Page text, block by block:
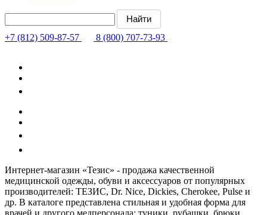
+7 (812) 509-87-57 8 (800) 707-73-93
Интернет-магазин «Тезис» - продажа качественной
медицинской одежды, обуви и аксессуаров от популярных
производителей: ТЕЗИС, Dr. Nice, Dickies, Cherokee, Pulse и
др. В каталоге представлена стильная и удобная форма для
врачей и другого медперсонала: туники, рубашки, брюки,